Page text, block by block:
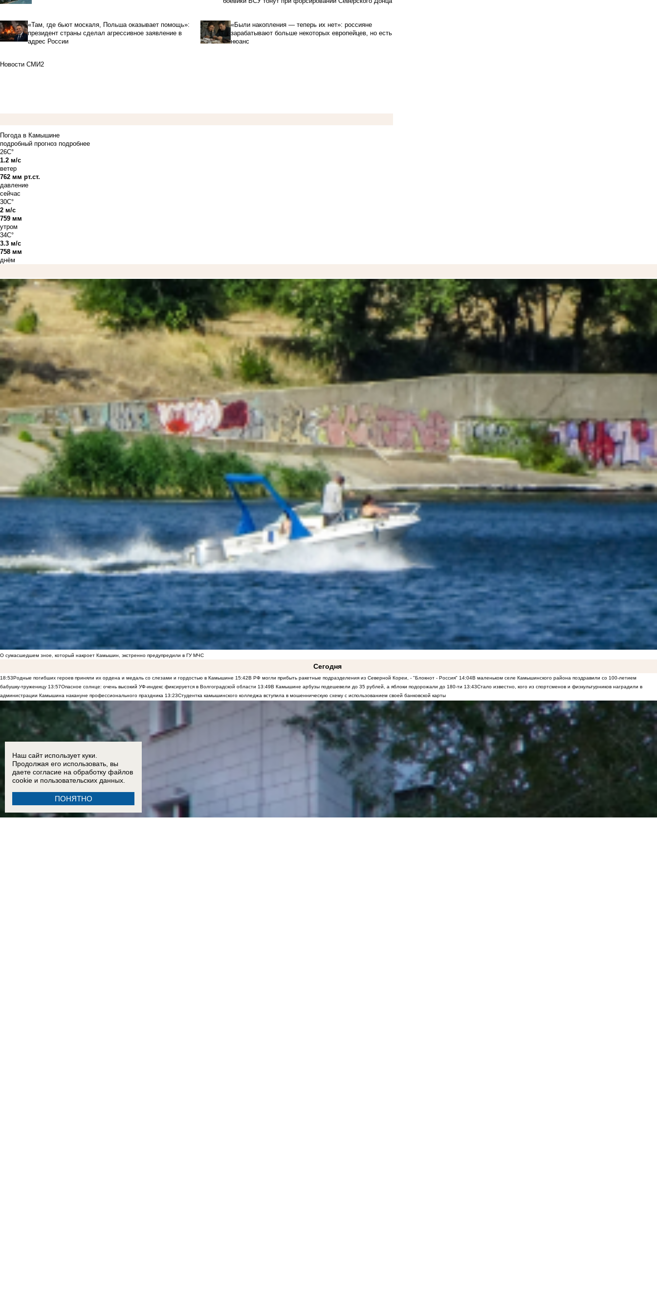
«Там, где бьют москаля, Польша оказывает помощь»:
президент страны сделал агрессивное заявление в
адрес России
«Были накопления — теперь их нет»: россияне
зарабатывают больше некоторых европейцев, но есть
нюанс
Новости СМИ2
Погода в Камышине
подробный прогноз подробнее
26C°
1.2 м/с
ветер
762 мм рт.ст.
давление
сейчас
30C°
2 м/с
759 мм
утром
34C°
3.3 м/с
758 мм
днём
О сумасшедшем зное, который накроет Камышин, экстренно предупредили в ГУ МЧС
Сегодня
18:53Родные погибших героев приняли их ордена и медаль со слезами и гордостью в Камышине 15:42В РФ могли прибыть ракетные подразделения из Северной Кореи, - "Блокнот - Россия" 14:04В маленьком селе Камышинского района поздравили со 100-летием
бабушку-труженицу 13:57Опасное солнце: очень высокий УФ-индекс фиксируется в Волгоградской области 13:49В Камышине арбузы подешевели до 35 рублей, а яблоки подорожали до 180-ти 13:43Стало известно, кого из спортсменов и физкультурников наградили в
администрации Камышина накануне профессионального праздника 13:23Студентка камышинского колледжа вступила в мошенническую схему с использованием своей банковской карты
Наш сайт использует куки.
Продолжая его использовать, вы
даете согласие на обработку файлов
cookie и пользовательских данных.
ПОНЯТНО